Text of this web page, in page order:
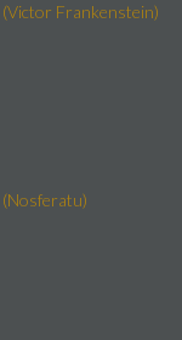
Frankenstein)